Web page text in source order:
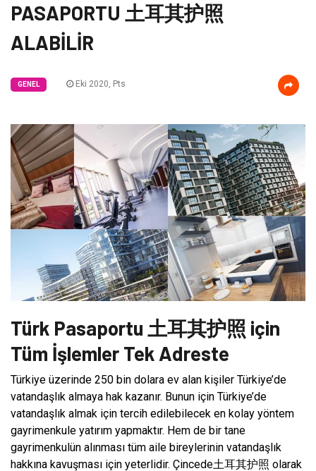
PASAPORTU 土耳其护照
ALABİLİR
GENEL Eki 2020, Pts
Türk Pasaportu 土耳其护照 için
Tüm İşlemler Tek Adreste
Türkiye üzerinde 250 bin dolara ev alan kişiler Türkiye’de
vatandaşlık almaya hak kazanır. Bunun için Türkiye’de
vatandaşlık almak için tercih edilebilecek en kolay yöntem
gayrimenkule yatırım yapmaktır. Hem de bir tane
gayrimenkulün alınması tüm aile bireylerinin vatandaşlık
hakkına kavuşması için yeterlidir. Çincede土耳其护照 olarak